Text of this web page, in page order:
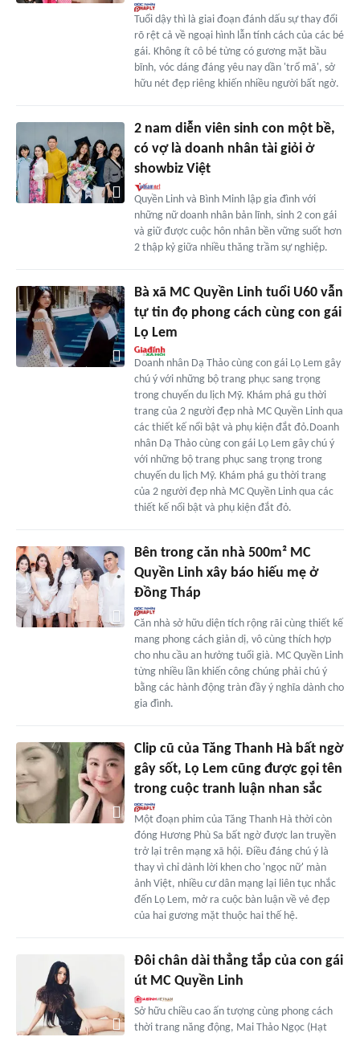
Tuổi dậy thì là giai đoạn đánh dấu sự thay đổi
rõ rệt cả về ngoại hình lẫn tính cách của các bé
gái. Không ít cô bé từng có gương mặt bầu
bĩnh, vóc dáng đáng yêu nay dần 'trổ mã', sở
hữu nét đẹp riêng khiến nhiều người bất ngờ.
2 nam diễn viên sinh con một bề,
có vợ là doanh nhân tài giỏi ở
showbiz Việt
Quyền Linh và Bình Minh lập gia đình với
những nữ doanh nhân bản lĩnh, sinh 2 con gái
và giữ được cuộc hôn nhân bền vững suốt hơn
2 thập kỷ giữa nhiều thăng trầm sự nghiệp.
Bà xã MC Quyền Linh tuổi U60 vẫn
tự tin đọ phong cách cùng con gái
Lọ Lem
Doanh nhân Dạ Thảo cùng con gái Lọ Lem gây
chú ý với những bộ trang phục sang trọng
trong chuyến du lịch Mỹ. Khám phá gu thời
trang của 2 người đẹp nhà MC Quyền Linh qua
các thiết kế nổi bật và phụ kiện đắt đỏ.Doanh
nhân Dạ Thảo cùng con gái Lọ Lem gây chú ý
với những bộ trang phục sang trọng trong
chuyến du lịch Mỹ. Khám phá gu thời trang
của 2 người đẹp nhà MC Quyền Linh qua các
thiết kế nổi bật và phụ kiện đắt đỏ.
Bên trong căn nhà 500m² MC
Quyền Linh xây báo hiếu mẹ ở
Đồng Tháp
Căn nhà sở hữu diện tích rộng rãi cùng thiết kế
mang phong cách giản dị, vô cùng thích hợp
cho nhu cầu an hưởng tuổi già. MC Quyền Linh
từng nhiều lần khiến công chúng phải chú ý
bằng các hành động tràn đầy ý nghĩa dành cho
gia đình.
Clip cũ của Tăng Thanh Hà bất ngờ
gây sốt, Lọ Lem cũng được gọi tên
trong cuộc tranh luận nhan sắc
Một đoạn phim của Tăng Thanh Hà thời còn
đóng Hương Phù Sa bất ngờ được lan truyền
trở lại trên mạng xã hội. Điều đáng chú ý là
thay vì chỉ dành lời khen cho 'ngọc nữ' màn
ảnh Việt, nhiều cư dân mạng lại liên tục nhắc
đến Lọ Lem, mở ra cuộc bàn luận về vẻ đẹp
của hai gương mặt thuộc hai thế hệ.
Đôi chân dài thẳng tắp của con gái
út MC Quyền Linh
Sở hữu chiều cao ấn tượng cùng phong cách
thời trang năng động, Mai Thảo Ngọc (Hạt